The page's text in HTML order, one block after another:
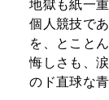
個人競技で
を、とこと
悔しさも、
のド直球な